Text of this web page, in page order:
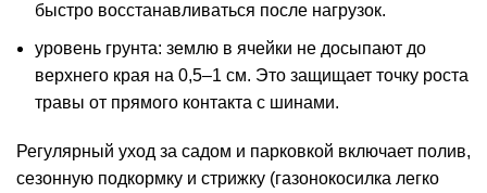
быстро восстанавливаться после нагрузок.
уровень грунта: землю в ячейки не досыпают до
верхнего края на 0,5–1 см. Это защищает точку роста
травы от прямого контакта с шинами.
Регулярный уход за садом и парковкой включает полив,
сезонную подкормку и стрижку (газонокосилка легко